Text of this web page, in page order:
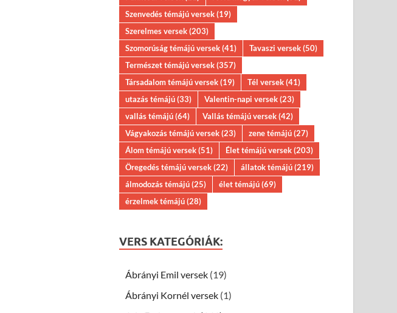
Szenvedés témájú versek(19)
Szerelmes versek(203)
Szomorúság témájú versek(41) Tavaszi versek(50)
Természet témájú versek(357)
Társadalom témájú versek(19) Tél versek(41)
utazás témájú(33) Valentin-napi versek(23)
vallás témájú(64) Vallás témájú versek(42)
Vágyakozás témájú versek(23) zene témájú(27)
Álom témájú versek(51) Élet témájú versek(203)
Öregedés témájú versek(22) állatok témájú(219)
álmodozás témájú(25) élet témájú(69)
érzelmek témájú(28)
VERS KATEGÓRIÁK:
Ábrányi Emil versek (19)
Ábrányi Kornél versek (1)